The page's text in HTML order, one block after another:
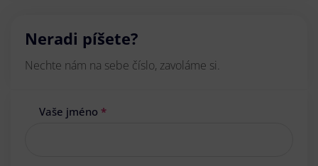
Neradi píšete?
Nechte nám na sebe číslo, zavoláme si.
Vaše jméno *